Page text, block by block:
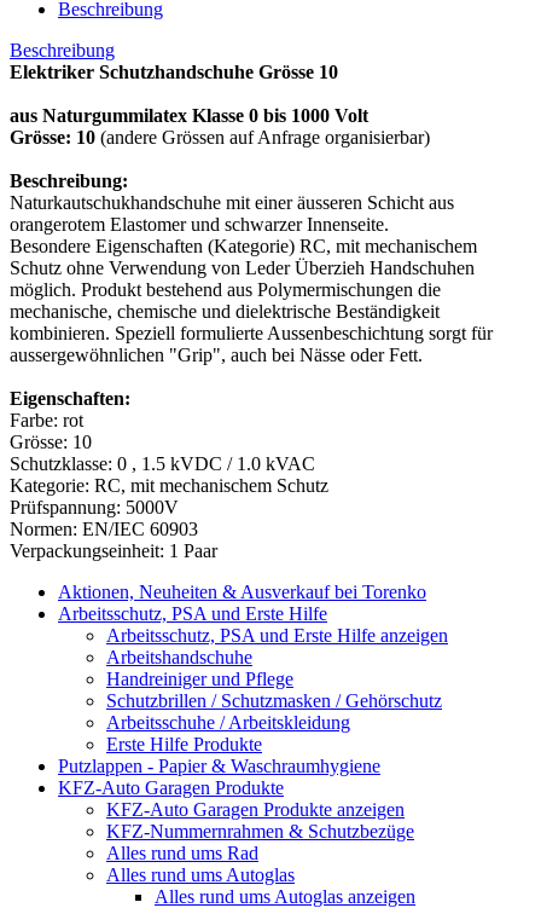
Beschreibung
Beschreibung
Elektriker Schutzhandschuhe Grösse 10
aus Naturgummilatex Klasse 0 bis 1000 Volt
Grösse: 10 (andere Grössen auf Anfrage organisierbar)
Beschreibung:
Naturkautschukhandschuhe mit einer äusseren Schicht aus
orangerotem Elastomer und schwarzer Innenseite.
Besondere Eigenschaften (Kategorie) RC, mit mechanischem
Schutz ohne Verwendung von Leder Überzieh Handschuhen
möglich. Produkt bestehend aus Polymermischungen die
mechanische, chemische und dielektrische Beständigkeit
kombinieren. Speziell formulierte Aussenbeschichtung sorgt für
aussergewöhnlichen "Grip", auch bei Nässe oder Fett.
Eigenschaften:
Farbe: rot
Grösse: 10
Schutzklasse: 0 , 1.5 kVDC / 1.0 kVAC
Kategorie: RC, mit mechanischem Schutz
Prüfspannung: 5000V
Normen: EN/IEC 60903
Verpackungseinheit: 1 Paar
Aktionen, Neuheiten & Ausverkauf bei Torenko
Arbeitsschutz, PSA und Erste Hilfe
Arbeitsschutz, PSA und Erste Hilfe anzeigen
Arbeitshandschuhe
Handreiniger und Pflege
Schutzbrillen / Schutzmasken / Gehörschutz
Arbeitsschuhe / Arbeitskleidung
Erste Hilfe Produkte
Putzlappen - Papier & Waschraumhygiene
KFZ-Auto Garagen Produkte
KFZ-Auto Garagen Produkte anzeigen
KFZ-Nummernrahmen & Schutzbezüge
Alles rund ums Rad
Alles rund ums Autoglas
Alles rund ums Autoglas anzeigen